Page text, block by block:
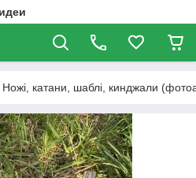
Ножі, катани, шаблі, кинджали